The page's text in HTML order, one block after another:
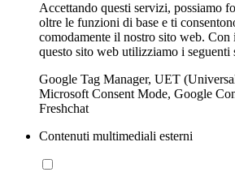
Accettando questi servizi, possiamo
oltre le funzioni di base e ti
comodamente il nostro sito web. Con
questo sito web utilizziamo i seguenti
Google Tag Manager, UET
Microsoft Consent Mode, Google
Freshchat
Contenuti multimediali esterni